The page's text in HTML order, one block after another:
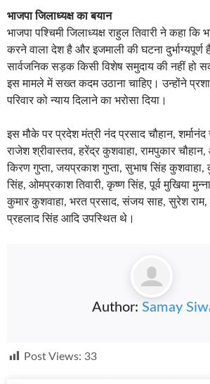
भाजपा जिलाध्यक्ष का बयान
भाजपा पश्चिमी जिलाध्यक्ष राहुल तिवारी ने कहा कि
करने वाला देश है और इजमाली की घटना दुर्भाग्यपूर्ण
सार्वजनिक सड़क किसी विशेष समुदाय की नहीं हो
इस मामले में सख्त कदम उठाना चाहिए। उन्होंने
परिवार को न्याय दिलाने का भरोसा दिया।
इस मौके पर प्रदेश मंत्री नंद प्रसाद चौहान, शर्मानंद
राजेश श्रीवास्तव, हरेंद्र कुशवाहा, रामपुकार
किरण गुप्ता, जयप्रकाश गुप्ता, सुभाष सिंह
सिंह, ओमप्रकाश तिवारी, कृष्ण सिंह, पूर्व मुखिया
कुमार कुशवाहा, भरत प्रसाद, संजय साह, सुरेश राम,
प्रहलाद सिंह आदि उपस्थित थे।
Author: Samay
Post Views: 33